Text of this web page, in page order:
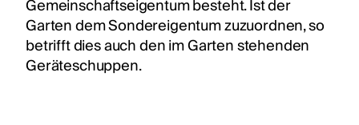
Gemeinschaftseigentum besteht. Ist der
Garten dem Sondereigentum zuzuordnen, so
betrifft dies auch den im Garten stehenden
Geräteschuppen.